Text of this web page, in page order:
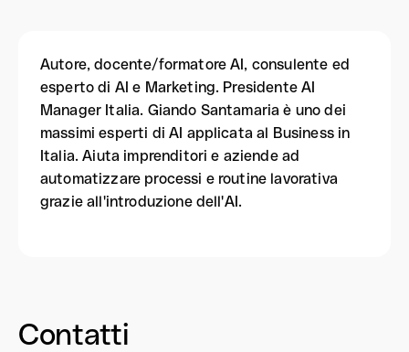
Autore, docente/formatore AI, consulente ed
esperto di AI e Marketing. Presidente AI
Manager Italia. Giando Santamaria è uno dei
massimi esperti di AI applicata al Business in
Italia. Aiuta imprenditori e aziende ad
automatizzare processi e routine lavorativa
grazie all'introduzione dell'AI.
Contatti